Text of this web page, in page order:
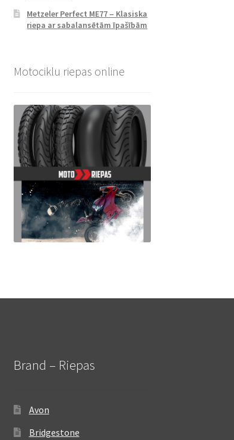
Metzeler Perfect ME77 – Klasiska
riepa ar sabalansētām īpašībām
Motociklu riepas online
Brand – Riepas
Avon
Bridgestone